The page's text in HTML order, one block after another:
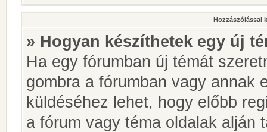
Hozzászólással
» Hogyan készíthetek egy új
Ha egy fórumban új témát
gombra a fórumban vagy annak
küldéséhez lehet, hogy előbb
a fórum vagy téma oldalak alján